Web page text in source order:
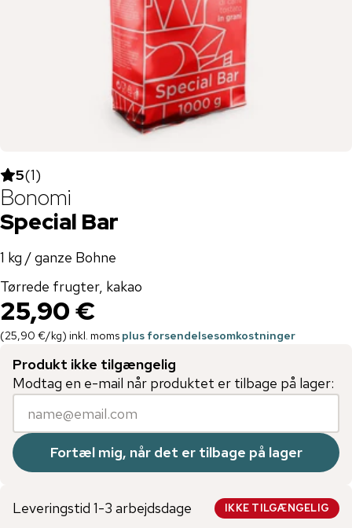
5(1)
Bonomi
Special Bar
1 kg / ganze Bohne
Tørrede frugter, kakao
25,90 €
(25,90 €/kg) inkl. moms plus forsendelsesomkostninger
Produkt ikke tilgængelig
Modtag en e-mail når produktet er tilbage på lager:
Fortæl mig, når det er tilbage på lager
Leveringstid 1-3 arbejdsdage IKKE TILGÆNGELIG